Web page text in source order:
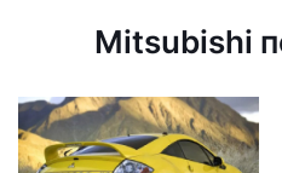
Mitsubishi